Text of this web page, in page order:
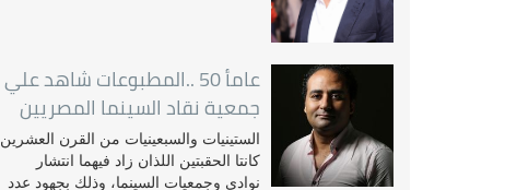
عامأ 50 ..المطبوعات شاهد علي
جمعية نقاد السينما المصريين
الستينيات والسبعينيات من القرن العشرين
كانتا الحقبتين اللذان زاد فيهما انتشار
نوادي وجمعيات السينما، وذلك بجهود عدد